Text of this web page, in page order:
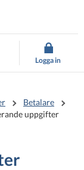
Logga in
Betalare
uppgifter